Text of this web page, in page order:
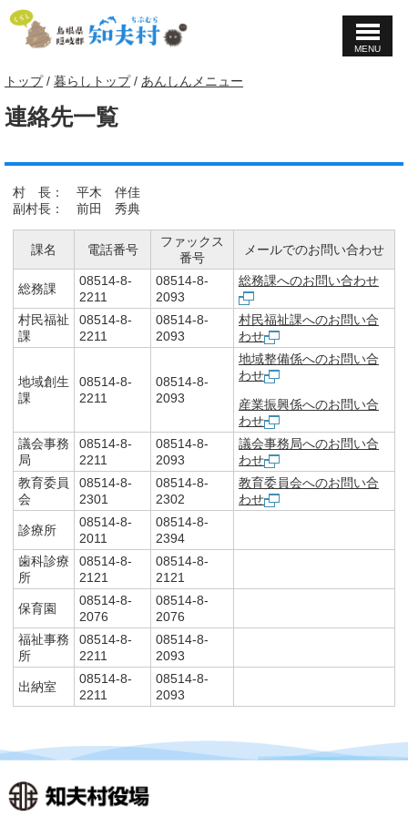
このページの本文へ
MENU
現
の
位
トップ/ 暮らしトップ/ あんしんメニュー
連絡先一覧
村 長： 平木 伴佳
副村長： 前田 秀典
課名 電話番号
ファックス
番号
メールでのお問い合わせ
総務課
08514-8-
2211
08514-8-
2093
総務課へのお問い合わせ
村民福祉
課
08514-8-
2211
08514-8-
2093
村民福祉課へのお問い合
わせ
地域創生
課
08514-8-
2211
08514-8-
2093
地域整備係へのお問い合
わせ
産業振興係へのお問い合
わせ
議会事務
局
08514-8-
2211
08514-8-
2093
議会事務局へのお問い合
わせ
教育委員
会
08514-8-
2301
08514-8-
2302
教育委員会へのお問い合
わせ
診療所
08514-8-
2011
08514-8-
2394
歯科診療
所
08514-8-
2121
08514-8-
2121
保育園
08514-8-
2076
08514-8-
2076
福祉事務
所
08514-8-
2211
08514-8-
2093
出納室
08514-8-
2211
08514-8-
2093